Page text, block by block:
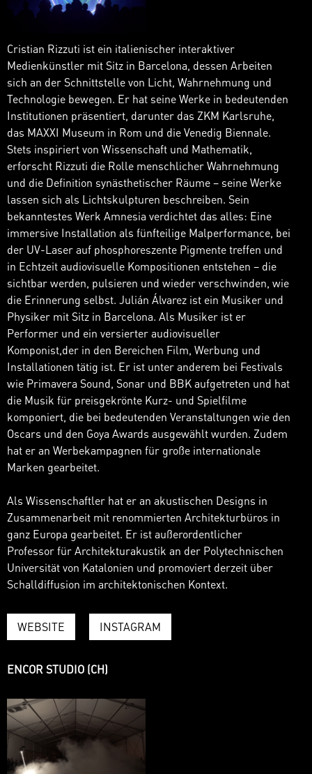
Cristian Rizzuti ist ein italienischer interaktiver
Medienkünstler mit Sitz in Barcelona, dessen Arbeiten
sich an der Schnittstelle von Licht, Wahrnehmung und
Technologie bewegen. Er hat seine Werke in bedeutenden
Institutionen präsentiert, darunter das ZKM Karlsruhe,
das MAXXI Museum in Rom und die Venedig Biennale.
Stets inspiriert von Wissenschaft und Mathematik,
erforscht Rizzuti die Rolle menschlicher Wahrnehmung
und die Definition synästhetischer Räume – seine Werke
lassen sich als Lichtskulpturen beschreiben. Sein
bekanntestes Werk Amnesia verdichtet das alles: Eine
immersive Installation als fünfteilige Malperformance, bei
der UV-Laser auf phosphoreszente Pigmente treffen und
in Echtzeit audiovisuelle Kompositionen entstehen – die
sichtbar werden, pulsieren und wieder verschwinden, wie
die Erinnerung selbst. Julián Álvarez ist ein Musiker und
Physiker mit Sitz in Barcelona. Als Musiker ist er
Performer und ein versierter audiovisueller
Komponist,der in den Bereichen Film, Werbung und
Installationen tätig ist. Er ist unter anderem bei Festivals
wie Primavera Sound, Sonar und BBK aufgetreten und hat
die Musik für preisgekrönte Kurz- und Spielfilme
komponiert, die bei bedeutenden Veranstaltungen wie den
Oscars und den Goya Awards ausgewählt wurden. Zudem
hat er an Werbekampagnen für große internationale
Marken gearbeitet.
Als Wissenschaftler hat er an akustischen Designs in
Zusammenarbeit mit renommierten Architekturbüros in
ganz Europa gearbeitet. Er ist außerordentlicher
Professor für Architekturakustik an der Polytechnischen
Universität von Katalonien und promoviert derzeit über
Schalldiffusion im architektonischen Kontext.
WEBSITE INSTAGRAM
ENCOR STUDIO (CH)